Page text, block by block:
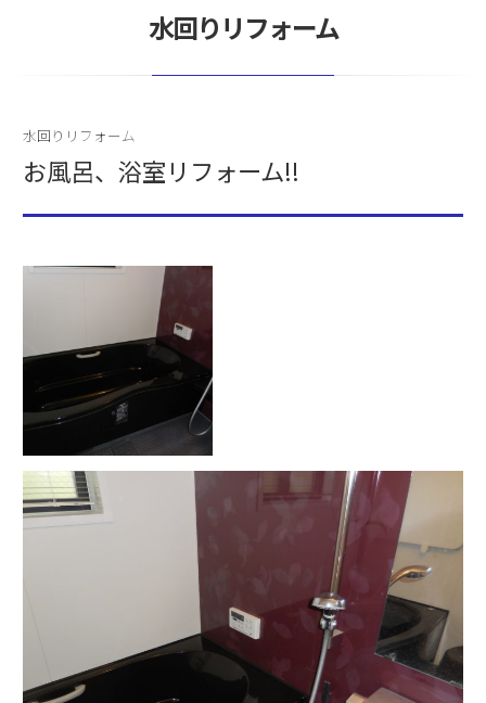
水回りリフォーム
水回りリフォーム
お風呂、浴室リフォーム!!